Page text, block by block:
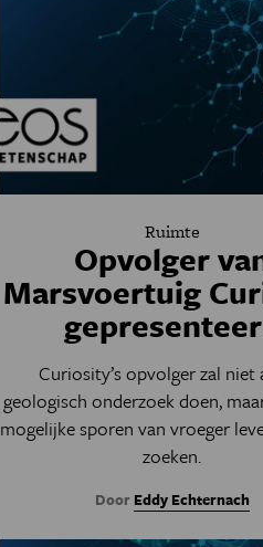
Ruimte
Opvolger
Marsvoertuig
Curiosity’s opvolger zal niet
geologisch onderzoek doen,
mogelijke sporen van vroeger
zoeken.
Door Eddy Echternach